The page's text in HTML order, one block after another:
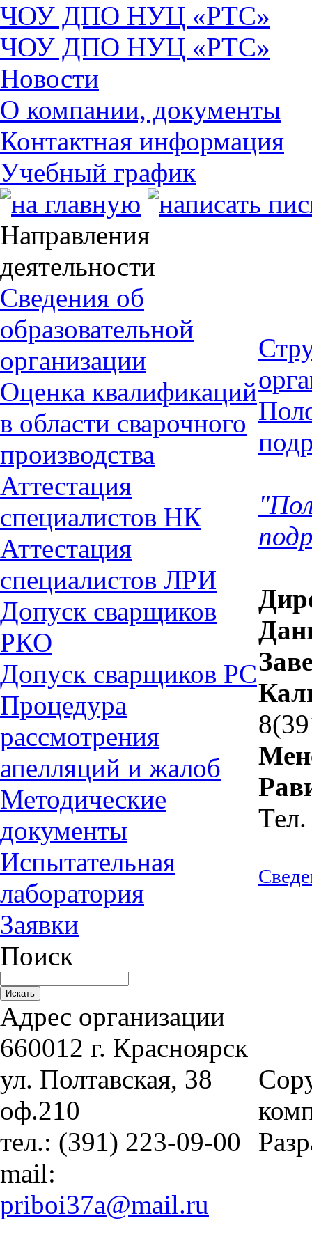
ЧОУ ДПО НУЦ «РТС»
ЧОУ ДПО НУЦ «РТС»
Новости
О компании, документы
Контактная информация
Учебный график
Направления
деятельности
Сведения об
образовательной
организации
Оценка квалификаций
в области сварочного
производства
Аттестация
специалистов НК
Аттестация
специалиcтов ЛРИ
Допуск сварщиков
РКО
Допуск сварщиков РС
Процедура
рассмотрения
апелляций и жалоб
Методические
документы
Испытательная
лаборатория
Заявки
Поиск
Адрес организации
660012 г. Красноярск
ул. Полтавская, 38
оф.210
тел.: (391) 223-09-00
mail:
priboi37a@mail.ru